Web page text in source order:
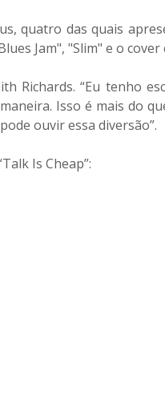
quatro das quais
Jam", "Slim" e o
Richards. “Eu tenho
Isso é mais do
ouvir essa diversão”.
Is Cheap”: